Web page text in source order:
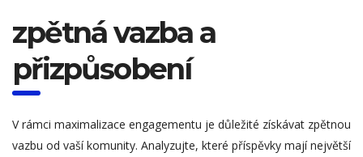
zpětná vazba a
přizpůsobení
V rámci maximalizace engagementu je důležité získávat zpětnou
vazbu od vaší komunity. Analyzujte, které příspěvky mají největší